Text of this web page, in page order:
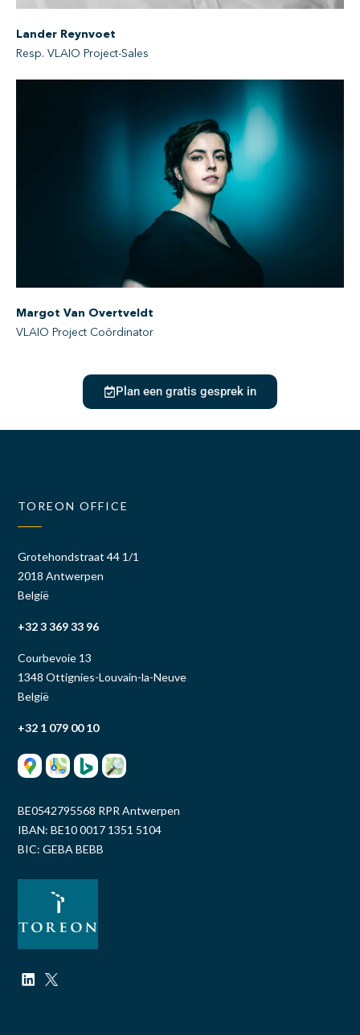
Lander Reynvoet
Resp. VLAIO Project-Sales
Margot Van Overtveldt
VLAIO Project Coördinator
Plan een gratis gesprek in
TOREON OFFICE
Grotehondstraat 44 1/1
2018 Antwerpen
België
+32 3 369 33 96
Courbevoie 13
1348 Ottignies-Louvain-la-Neuve
België
+32 1 079 00 10
BE0542795568 RPR Antwerpen
IBAN: BE10 0017 1351 5104
BIC: GEBA BEBB